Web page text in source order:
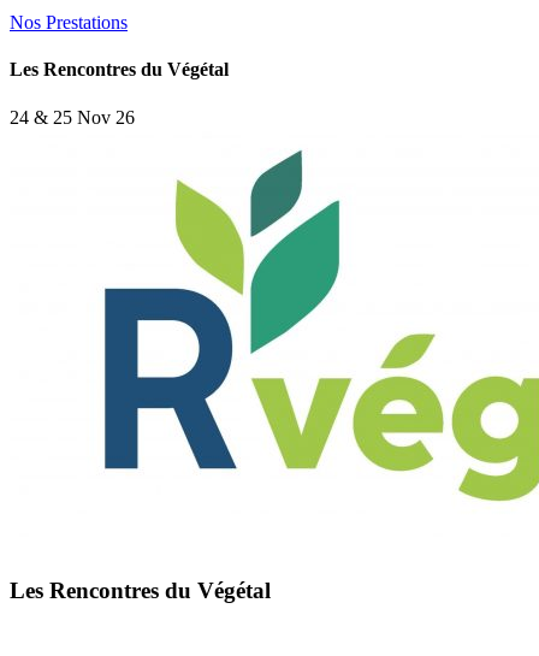
Nos Prestations
Les Rencontres du Végétal
24 & 25 Nov 26
Les Rencontres du Végétal